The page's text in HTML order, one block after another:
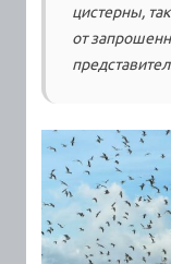
цистерны,
от